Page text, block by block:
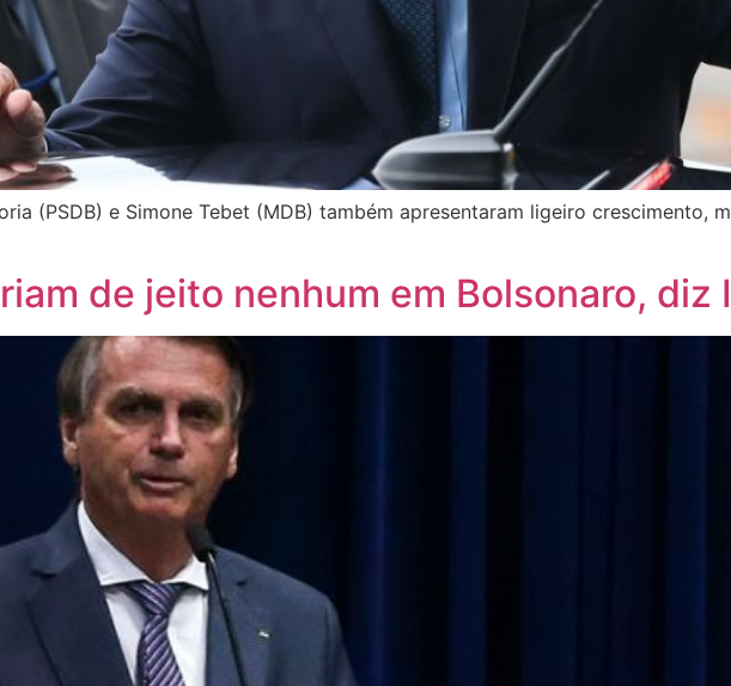
(PSDB) e Simone Tebet (MDB) também apresentaram ligeiro crescimento,
de jeito nenhum em Bolsonaro, diz